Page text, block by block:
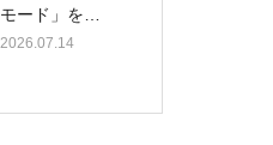
モード」を…
2026.07.14